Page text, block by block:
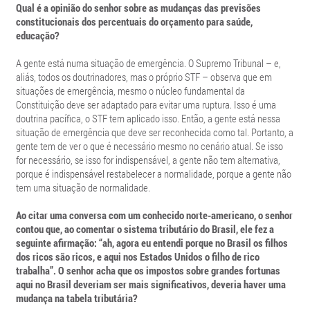
Qual é a opinião do senhor sobre as mudanças das previsões
constitucionais dos percentuais do orçamento para saúde,
educação?
A gente está numa situação de emergência. O Supremo Tribunal – e,
aliás, todos os doutrinadores, mas o próprio STF – observa que em
situações de emergência, mesmo o núcleo fundamental da
Constituição deve ser adaptado para evitar uma ruptura. Isso é uma
doutrina pacífica, o STF tem aplicado isso. Então, a gente está nessa
situação de emergência que deve ser reconhecida como tal. Portanto, a
gente tem de ver o que é necessário mesmo no cenário atual. Se isso
for necessário, se isso for indispensável, a gente não tem alternativa,
porque é indispensável restabelecer a normalidade, porque a gente não
tem uma situação de normalidade.
Ao citar uma conversa com um conhecido norte-americano, o senhor
contou que, ao comentar o sistema tributário do Brasil, ele fez a
seguinte afirmação: “ah, agora eu entendi porque no Brasil os filhos
dos ricos são ricos, e aqui nos Estados Unidos o filho de rico
trabalha”. O senhor acha que os impostos sobre grandes fortunas
aqui no Brasil deveriam ser mais significativos, deveria haver uma
mudança na tabela tributária?